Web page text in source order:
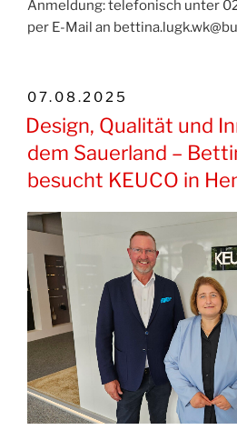
Anmeldung: telefonisch unter
per E-Mail an
VERÖFFENTLICHT
AM
07.08.2025
Design, Qualität und
dem Sauerland –
besucht KEUCO in